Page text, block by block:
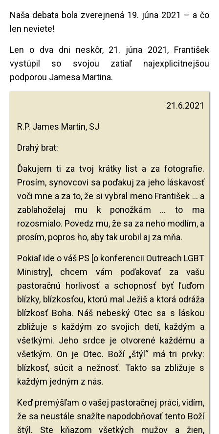
Naša debata bola zverejnená 19. júna 2021 – a čo
len neviete!
Len o dva dni neskôr, 21. júna 2021, František
vystúpil so svojou zatiaľ najexplicitnejšou
podporou Jamesa Martina.
21.6.2021
R.P. James Martin, SJ
Drahý brat:
Ďakujem ti za tvoj krátky list a za fotografie.
Prosím, synovcovi sa poďakuj za jeho láskavosť
voči mne a za to, že si vybral meno František ... a
zablahoželaj mu k ponožkám ... to ma
rozosmialo. Povedz mu, že sa za neho modlím, a
prosím, popros ho, aby tak urobil aj za mňa.
Pokiaľ ide o váš PS [o konferencii Outreach LGBT
Ministry], chcem vám poďakovať za vašu
pastoračnú horlivosť a schopnosť byť ľuďom
blízky, blízkosťou, ktorú mal Ježiš a ktorá odráža
blízkosť Boha. Náš nebeský Otec sa s láskou
zbližuje s každým zo svojich detí, každým a
všetkými. Jeho srdce je otvorené každému a
všetkým. On je Otec. Boží „štýl“ má tri prvky:
blízkosť, súcit a nežnosť. Takto sa zbližuje s
každým jedným z nás.
Keď premýšľam o vašej pastoračnej práci, vidím,
že sa neustále snažíte napodobňovať tento Boží
štýl. Ste kňazom všetkých mužov a žien,